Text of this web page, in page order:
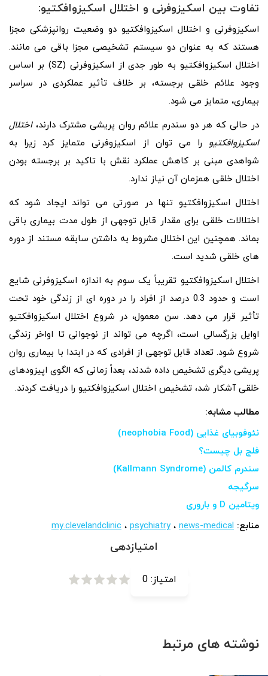
تفاوت بین اسکیزوفرنی و اختلال اسکیزوافکتیو:
اسکیزوفرنی و اختلال اسکیزوافکتیو دو وضعیت روانپزشکی مجزا
هستند که به عنوان دو سیستم تشخیصی مجزا باقی می مانند.
اختلال اسکیزوافکتیو به طور جدی از اسکیزوفرنی (SZ) بر اساس
وجود علائم خلقی برجسته، بر خلاف تأثیر عملکردی در سراسر
بیماری، متمایز می شود.
در حالی که هر دو سندرم علائم روان پریشی مشترک دارند،اختلال
اسکیزوافکتیو را می توان از اسکیزوفرنی متمایز کرد زیرا به
شواهدی مبنی بر کاهش عملکرد نقش با تاکید بر برجسته بودن
اختلال خلقی همزمان آن نیاز ندارد.
اختلال اسکیزوافکتیو تنها در صورتی می تواند ایجاد شود که
اختلالات خلقی برای مقدار قابل توجهی از طول مدت بیماری باقی
بماند. همچنین این اختلال مشروط به داشتن سابقه مستند از دوره
های خلقی شدید است.
اختلال اسکیزوافکتیو تقریباً یک سوم به اندازه اسکیزوفرنی شایع
است و حدود 0.3 درصد از افراد را در دوره ای از زندگی خود تحت
تأثیر قرار می دهد. سن معمول، در شروع اختلال اسکیزوافکتیو
اوایل بزرگسالی است، اگرچه می تواند از نوجوانی تا اواخر زندگی
شروع شود. تعداد قابل توجهی از افرادی که در ابتدا با بیماری روان
پریشی دیگری تشخیص داده شدند، بعداً زمانی که الگوی اپیزودهای
خلقی آشکار شد، تشخیص اختلال اسکیزوافکتیو را دریافت کردند.
مطالب مشابه:
نئوفوبیای غذایی (neophobia Food)
فلج بل چیست؟
سندرم کالمن (Kallmann Syndrome)
سرگیجه
ویتامین D و باروری
منابع:
my.clevelandclinic ، psychiatry، news-medical
امتیازدهی
امتیاز: 0
نوشته های مرتبط